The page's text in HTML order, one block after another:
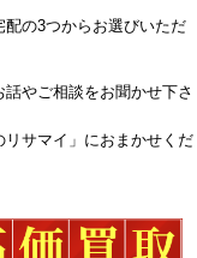
の3つからお選びいただ
やご相談をお聞かせ下さ
サマイ」におまかせくだ